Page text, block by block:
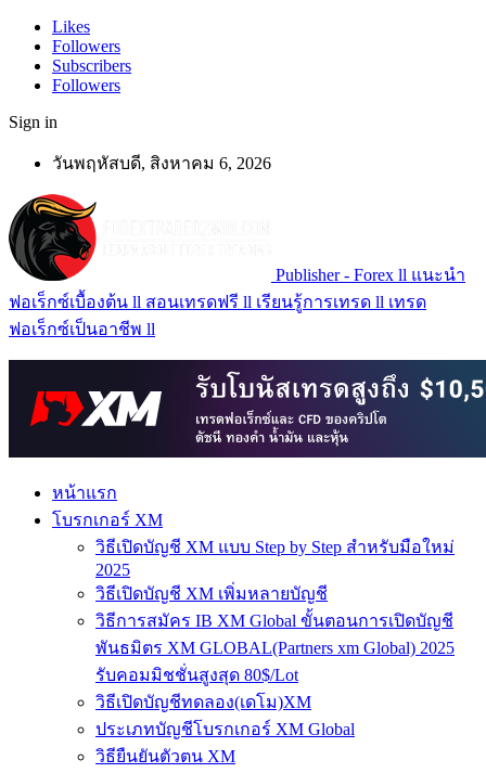
Likes
Followers
Subscribers
Followers
Sign in
วันพฤหัสบดี, สิงหาคม 6, 2026
Publisher - Forex ll แนะนำ
ฟอเร็กซ์เบื้องต้น ll สอนเทรดฟรี ll เรียนรู้การเทรด ll เทรด
ฟอเร็กซ์เป็นอาชีพ ll
หน้าแรก
โบรกเกอร์ XM
วิธีเปิดบัญชี XM แบบ Step by Step สำหรับมือใหม่
2025
วิธีเปิดบัญชี XM เพิ่มหลายบัญชี
วิธีการสมัคร IB XM Global ขั้นตอนการเปิดบัญชี
พันธมิตร XM GLOBAL(Partners xm Global) 2025
รับคอมมิชชั่นสูงสุด 80$/Lot
วิธีเปิดบัญชีทดลอง(เดโม)XM
ประเภทบัญชีโบรกเกอร์ XM Global
วิธียืนยันตัวตน XM